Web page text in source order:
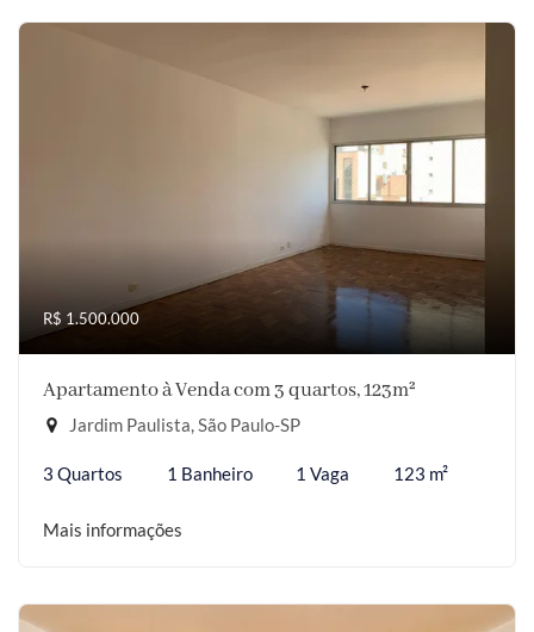
R$ 1.500.000
Apartamento à Venda com 3 quartos, 123m²
Jardim Paulista, São Paulo-SP
3 Quartos 1 Banheiro 1 Vaga 123 m²
Mais informações